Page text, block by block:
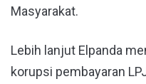
Masyarakat.
Lebih lanjut Elpanda
korupsi pembayaran